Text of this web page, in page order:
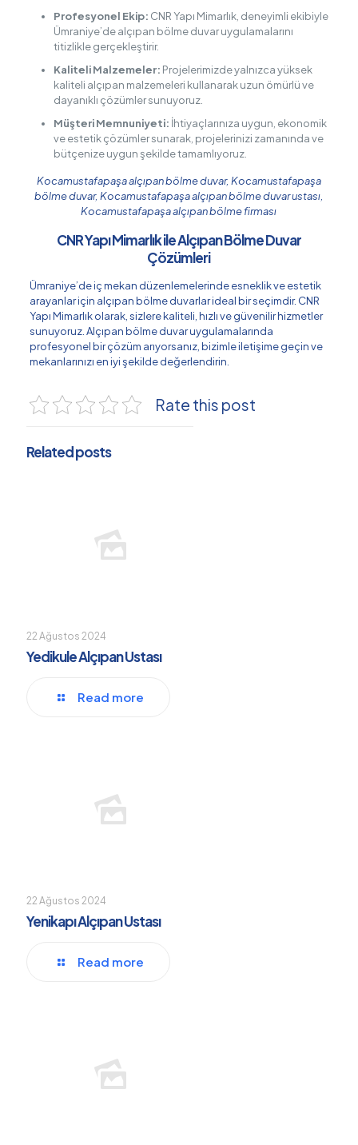
Profesyonel Ekip: CNR Yapı Mimarlık, deneyimli ekibiyle
Ümraniye’de alçıpan bölme duvar uygulamalarını
titizlikle gerçekleştirir.
Kaliteli Malzemeler: Projelerimizde yalnızca yüksek
kaliteli alçıpan malzemeleri kullanarak uzun ömürlü ve
dayanıklı çözümler sunuyoruz.
Müşteri Memnuniyeti: İhtiyaçlarınıza uygun, ekonomik
ve estetik çözümler sunarak, projelerinizi zamanında ve
bütçenize uygun şekilde tamamlıyoruz.
Kocamustafapaşa alçıpan bölme duvar, Kocamustafapaşa
bölme duvar, Kocamustafapaşa alçıpan bölme duvar ustası,
Kocamustafapaşa alçıpan bölme firması
CNR Yapı Mimarlık ile Alçıpan Bölme Duvar
Çözümleri
Ümraniye’de iç mekan düzenlemelerinde esneklik ve estetik
arayanlar için alçıpan bölme duvarlar ideal bir seçimdir. CNR
Yapı Mimarlık olarak, sizlere kaliteli, hızlı ve güvenilir hizmetler
sunuyoruz. Alçıpan bölme duvar uygulamalarında
profesyonel bir çözüm arıyorsanız, bizimle iletişime geçin ve
mekanlarınızı en iyi şekilde değerlendirin.
Rate this post
Related posts
22 Ağustos 2024
Yedikule Alçıpan Ustası
Read more
22 Ağustos 2024
Yenikapı Alçıpan Ustası
Read more